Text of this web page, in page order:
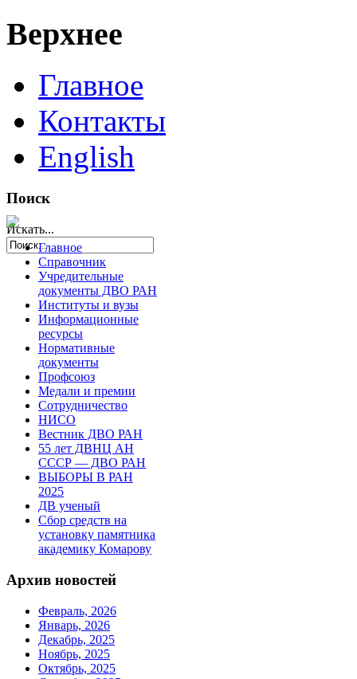
Верхнее
Главное
Контакты
English
Поиск
Искать...
Главное
Справочник
Учредительные
документы ДВО РАН
Институты и вузы
Информационные
ресурсы
Нормативные
документы
Профсоюз
Медали и премии
Сотрудничество
НИСО
Вестник ДВО РАН
55 лет ДВНЦ АН
СССР — ДВО РАН
ВЫБОРЫ В РАН
2025
ДВ ученый
Сбор средств на
установку памятника
академику Комарову
Архив новостей
Февраль, 2026
Январь, 2026
Декабрь, 2025
Ноябрь, 2025
Октябрь, 2025